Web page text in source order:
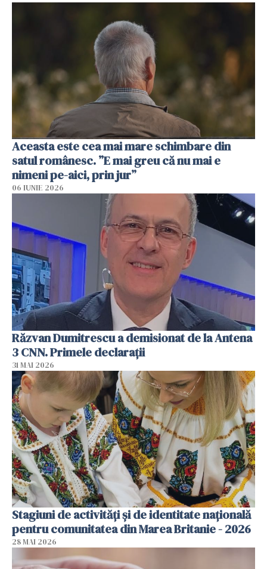
Aceasta este cea mai mare schimbare din
satul românesc. ”E mai greu că nu mai e
nimeni pe-aici, prin jur”
06 IUNIE 2026
Răzvan Dumitrescu a demisionat de la Antena
3 CNN. Primele declarații
31 MAI 2026
Stagiuni de activități și de identitate națională
pentru comunitatea din Marea Britanie - 2026
28 MAI 2026